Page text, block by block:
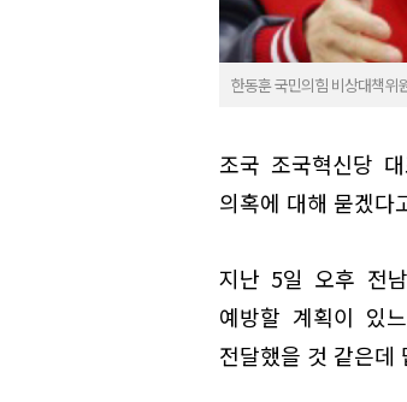
한동훈 국민의힘 비상대책위
조국 조국혁신당
의혹에 대해 묻겠다
지난 5일 오후 전
예방할 계획이 있
전달했을 것 같은데